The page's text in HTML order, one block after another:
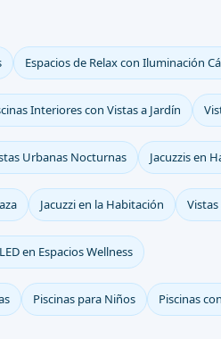
Espacios de Relax con Iluminación
Interiores con Vistas a Jardín
Urbanas Nocturnas Jacuzzis en
Jacuzzi en la Habitación
en Espacios Wellness
Piscinas para Niños Piscinas